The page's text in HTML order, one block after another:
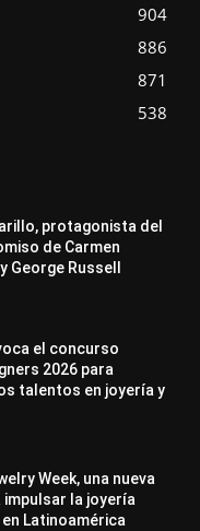
904
886
871
538
Opiniones
Perspectiva
Sin categoría
Más
protagonista del
de Carmen
George Russell
el concurso
2026 para
talentos en joyería y
Week, una nueva
la joyería
Latinoamérica